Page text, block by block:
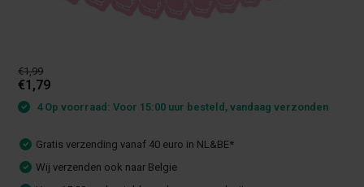
€1,99
€1,79
4 Op voorraad: Voor 15:00 uur besteld, vandaag verzonden
Gratis verzending vanaf 40 euro in NL&BE*
Wij verzenden ook naar Belgie